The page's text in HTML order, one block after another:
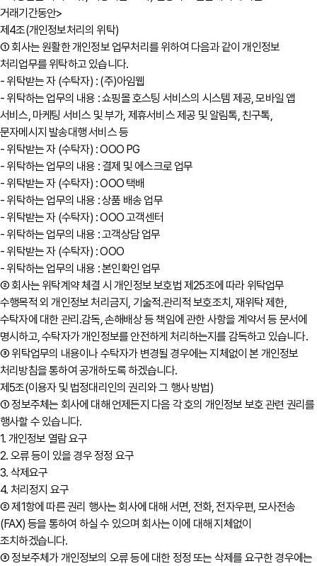
거래기간동안>
제4조(개인정보처리의 위탁)
① 회사는 원활한 개인정보 업무처리를 위하여 다음과 같이 개인정보
처리업무를 위탁하고 있습니다.
- 위탁받는 자 (수탁자) : (주)아임웹
- 위탁하는 업무의 내용 : 쇼핑몰 호스팅 서비스의 시스템 제공, 모바일 앱
서비스, 마케팅 서비스 및 부가, 제휴서비스 제공 및 알림톡, 친구톡,
문자메시지 발송대행 서비스 등
- 위탁받는 자 (수탁자) : OOO PG
- 위탁하는 업무의 내용 : 결제 및 에스크로 업무
- 위탁받는 자 (수탁자) : OOO 택배
- 위탁하는 업무의 내용 : 상품 배송 업무
- 위탁받는 자 (수탁자) : OOO 고객센터
- 위탁하는 업무의 내용 : 고객상담 업무
- 위탁받는 자 (수탁자) : OOO
- 위탁하는 업무의 내용 : 본인확인 업무
② 회사는 위탁계약 체결 시 개인정보 보호법 제25조에 따라 위탁업무
수행목적 외 개인정보 처리금지, 기술적․관리적 보호조치, 재위탁 제한,
수탁자에 대한 관리․감독, 손해배상 등 책임에 관한 사항을 계약서 등 문서에
명시하고, 수탁자가 개인정보를 안전하게 처리하는지를 감독하고 있습니다.
③ 위탁업무의 내용이나 수탁자가 변경될 경우에는 지체없이 본 개인정보
처리방침을 통하여 공개하도록 하겠습니다.
제5조(이용자 및 법정대리인의 권리와 그 행사 방법)
① 정보주체는 회사에 대해 언제든지 다음 각 호의 개인정보 보호 관련 권리를
행사할 수 있습니다.
1. 개인정보 열람 요구
2. 오류 등이 있을 경우 정정 요구
3. 삭제요구
4. 처리정지 요구
② 제1항에 따른 권리 행사는 회사에 대해 서면, 전화, 전자우편, 모사전송
(FAX) 등을 통하여 하실 수 있으며 회사는 이에 대해 지체없이
조치하겠습니다.
③ 정보주체가 개인정보의 오류 등에 대한 정정 또는 삭제를 요구한 경우에는